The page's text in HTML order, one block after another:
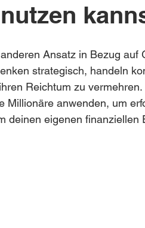
Ansatz in Bezug auf
strategisch, handeln
Reichtum zu
Millionäre anwenden, um
deinen eigenen finanziellen